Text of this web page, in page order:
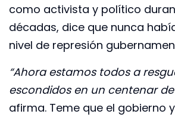
como activista y político
décadas, dice que nunca
nivel de represión
“Ahora estamos todos a
escondidos en un centenar de
afirma. Teme que el gobierno